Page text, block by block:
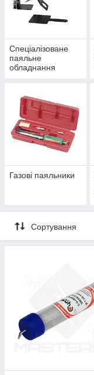
Спеціалізоване
паяльне
обладнання
Газові паяльники
Сортування